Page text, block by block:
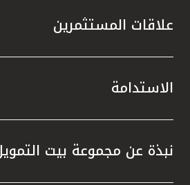
علاقات المستثمرين
الاستدامة
نبذة عن مجموعة بيت